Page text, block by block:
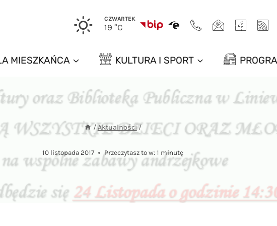
CZWARTEK
19 °C
MIESZKAŃCA KULTURA I SPORT
/Aktualności/
10 listopada 2017 Przeczytasz to w: 1 minutę